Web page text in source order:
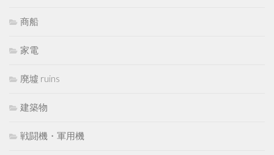
商船
家電
廃墟 ruins
建築物
戦闘機・軍用機